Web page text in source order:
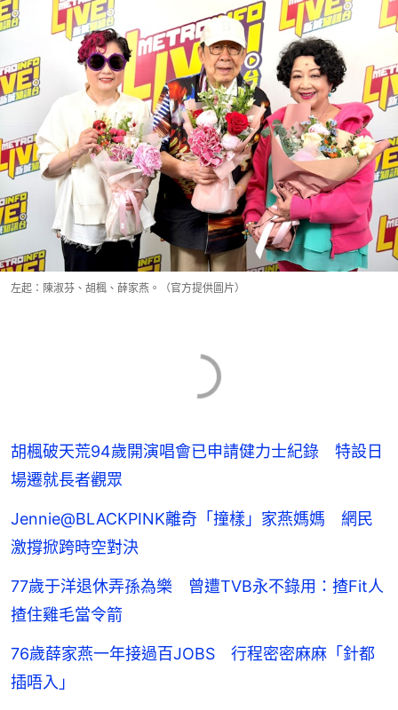
左起：陳淑芬、胡楓、薛家燕。（官方提供圖片）
胡楓破天荒94歲開演唱會已申請健力士紀錄 特設日
場遷就長者觀眾
Jennie@BLACKPINK離奇「撞樣」家燕媽媽 網民
激撐掀跨時空對決
77歲于洋退休弄孫為樂 曾遭TVB永不錄用：揸Fit人
揸住雞毛當令箭
76歲薛家燕一年接過百JOBS 行程密密麻麻「針都
插唔入」